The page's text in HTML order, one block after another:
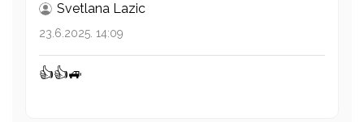
Svetlana Lazic
23.6.2025. 14:09
👍👍🚙